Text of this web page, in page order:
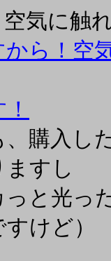
気に触
ら！空
購入し
すし
と光っ
けど）